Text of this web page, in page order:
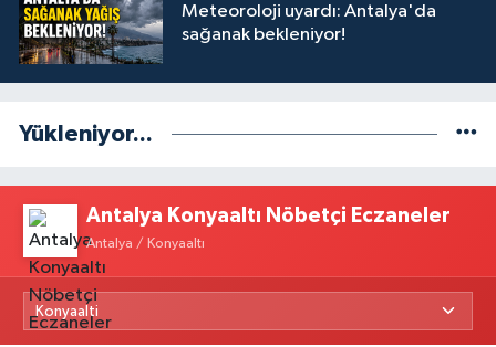
Meteoroloji uyardı: Antalya'da
sağanak bekleniyor!
Yükleniyor...
Antalya Konyaaltı Nöbetçi Eczaneler
Antalya / Konyaaltı